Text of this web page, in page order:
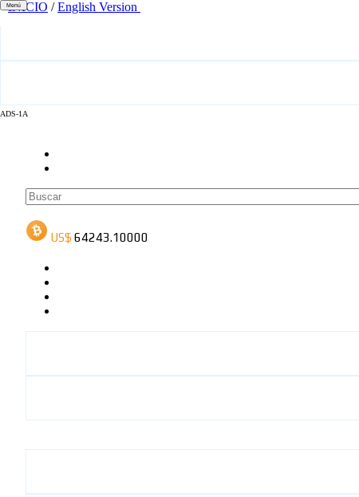
ADS-1A
Menú
INICIO /English Version